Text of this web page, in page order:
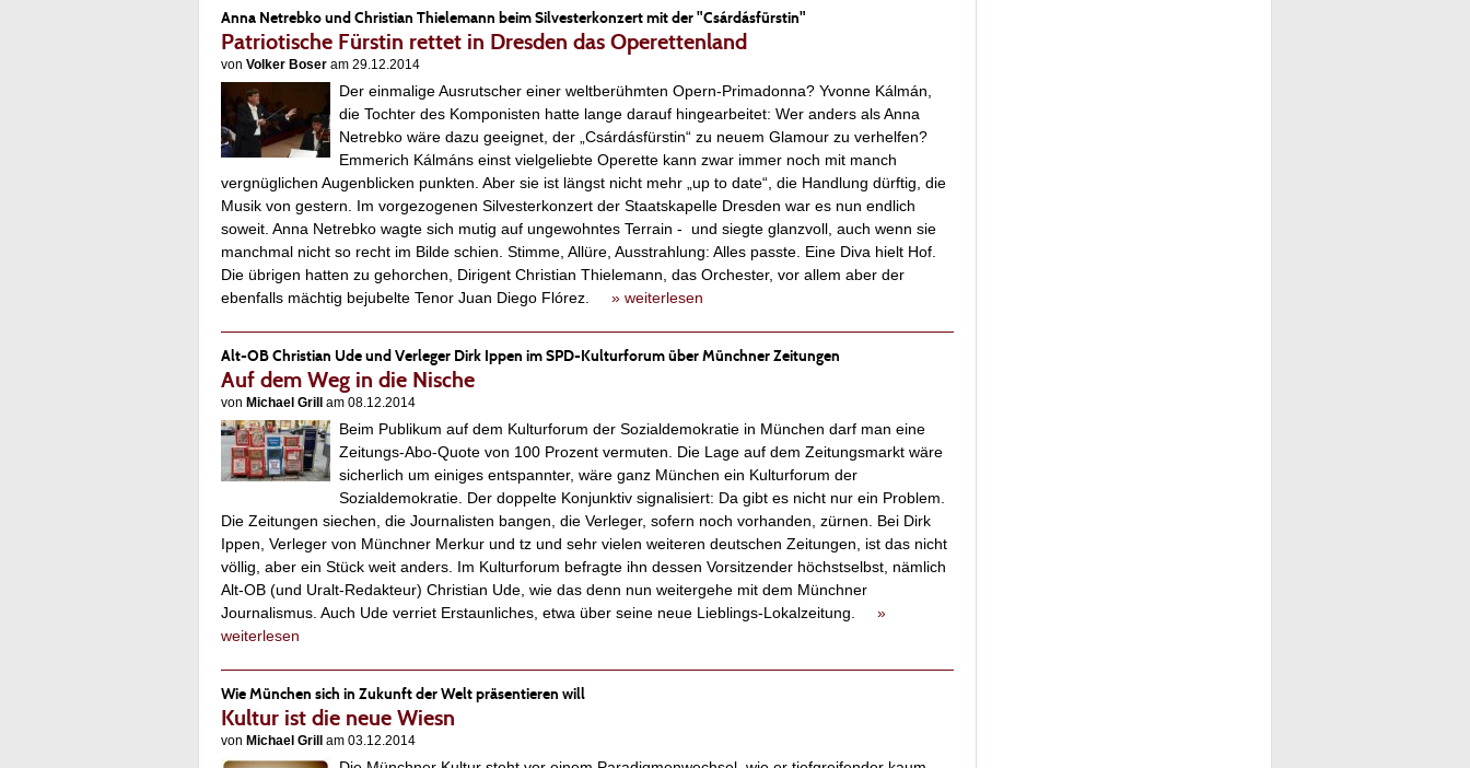
Anna Netrebko und Christian Thielemann beim Silvesterkonzert mit der "Csárdásfürstin"
Patriotische Fürstin rettet in Dresden das Operettenland
von Volker Boser am 29.12.2014
Der einmalige Ausrutscher einer weltberühmten Opern-Primadonna? Yvonne Kálmán,
die Tochter des Komponisten hatte lange darauf hingearbeitet: Wer anders als Anna
Netrebko wäre dazu geeignet, der „Csárdásfürstin“ zu neuem Glamour zu verhelfen?
Emmerich Kálmáns einst vielgeliebte Operette kann zwar immer noch mit manch
vergnüglichen Augenblicken punkten. Aber sie ist längst nicht mehr „up to date“, die Handlung dürftig, die
Musik von gestern. Im vorgezogenen Silvesterkonzert der Staatskapelle Dresden war es nun endlich
soweit. Anna Netrebko wagte sich mutig auf ungewohntes Terrain - und siegte glanzvoll, auch wenn sie
manchmal nicht so recht im Bilde schien. Stimme, Allüre, Ausstrahlung: Alles passte. Eine Diva hielt Hof.
Die übrigen hatten zu gehorchen, Dirigent Christian Thielemann, das Orchester, vor allem aber der
ebenfalls mächtig bejubelte Tenor Juan Diego Flórez. » weiterlesen
Alt-OB Christian Ude und Verleger Dirk Ippen im SPD-Kulturforum über Münchner Zeitungen
Auf dem Weg in die Nische
von Michael Grill am 08.12.2014
Beim Publikum auf dem Kulturforum der Sozialdemokratie in München darf man eine
Zeitungs-Abo-Quote von 100 Prozent vermuten. Die Lage auf dem Zeitungsmarkt wäre
sicherlich um einiges entspannter, wäre ganz München ein Kulturforum der
Sozialdemokratie. Der doppelte Konjunktiv signalisiert: Da gibt es nicht nur ein Problem.
Die Zeitungen siechen, die Journalisten bangen, die Verleger, sofern noch vorhanden, zürnen. Bei Dirk
Ippen, Verleger von Münchner Merkur und tz und sehr vielen weiteren deutschen Zeitungen, ist das nicht
völlig, aber ein Stück weit anders. Im Kulturforum befragte ihn dessen Vorsitzender höchstselbst, nämlich
Alt-OB (und Uralt-Redakteur) Christian Ude, wie das denn nun weitergehe mit dem Münchner
Journalismus. Auch Ude verriet Erstaunliches, etwa über seine neue Lieblings-Lokalzeitung. »
weiterlesen
Wie München sich in Zukunft der Welt präsentieren will
Kultur ist die neue Wiesn
von Michael Grill am 03.12.2014